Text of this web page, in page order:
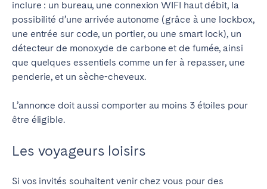
inclure : un bureau, une connexion WIFI haut débit, la
possibilité d’une arrivée autonome (grâce à une lockbox,
une entrée sur code, un portier, ou une smart lock), un
détecteur de monoxyde de carbone et de fumée, ainsi
que quelques essentiels comme un fer à repasser, une
penderie, et un sèche-cheveux.
L’annonce doit aussi comporter au moins 3 étoiles pour
être éligible.
Les voyageurs loisirs
Si vos invités souhaitent venir chez vous pour des